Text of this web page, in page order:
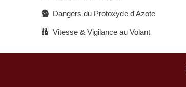
Dangers du Protoxyde d'Azote
Vitesse & Vigilance au Volant